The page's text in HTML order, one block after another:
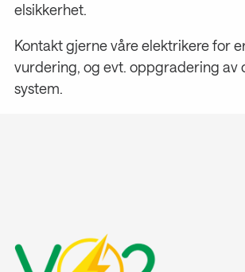
elsikkerhet.
Kontakt gjerne våre elektrikere for
vurdering, og evt. oppgradering av
system.